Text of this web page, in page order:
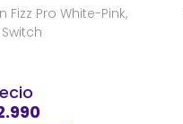
Pro White-Pink,